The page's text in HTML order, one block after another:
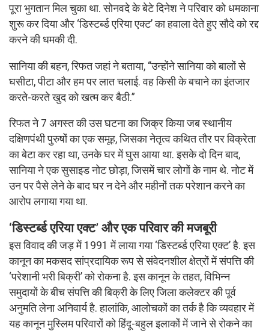
पूरा भुगतान मिल चुका था. सोनवदे के बेटे दिनेश ने परिवार को धमकाना
शुरू कर दिया और ‘डिस्टर्ब्ड एरिया एक्ट’ का हवाला देते हुए सौदे को रद्द
करने की धमकी दी.
सानिया की बहन, रिफत जहां ने बताया, “उन्होंने सानिया को बालों से
घसीटा, पीटा और हम पर लात चलाई. वह किसी के बचाने का इंतजार
करते-करते खुद को खत्म कर बैठी.”
रिफत ने 7 अगस्त की उस घटना का जिक्र किया जब स्थानीय
दक्षिणपंथी पुरुषों का एक समूह, जिसका नेतृत्व कथित तौर पर विक्रेता
का बेटा कर रहा था, उनके घर में घुस आया था. इसके दो दिन बाद,
सानिया ने एक सुसाइड नोट छोड़ा, जिसमें चार लोगों के नाम थे. नोट में
उन पर पैसे लेने के बाद घर न देने और महीनों तक परेशान करने का
आरोप लगाया गया था.
‘डिस्टर्ब्ड एरिया एक्ट’ और एक परिवार की मजबूरी
इस विवाद की जड़ में 1991 में लाया गया ‘डिस्टर्ब्ड एरिया एक्ट’ है. इस
कानून का मकसद सांप्रदायिक रूप से संवेदनशील क्षेत्रों में संपत्ति की
‘परेशानी भरी बिक्री’ को रोकना है. इस कानून के तहत, विभिन्न
समुदायों के बीच संपत्ति की बिक्री के लिए जिला कलेक्टर की पूर्व
अनुमति लेना अनिवार्य है. हालांकि, आलोचकों का तर्क है कि व्यवहार में
यह कानून मुस्लिम परिवारों को हिंदू-बहुल इलाकों में जाने से रोकने का